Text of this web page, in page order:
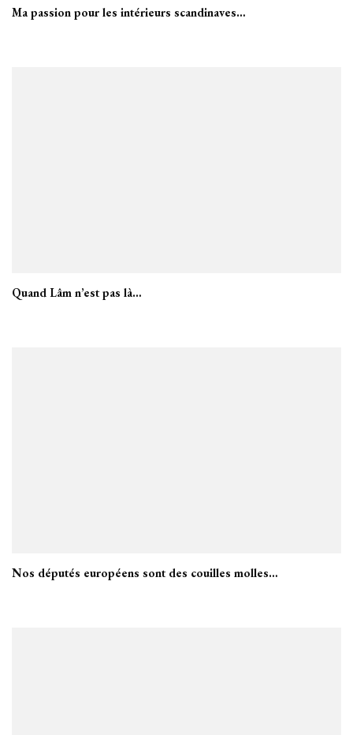
Ma passion pour les intérieurs scandinaves…
Quand Lâm n’est pas là…
Nos députés européens sont des couilles molles…